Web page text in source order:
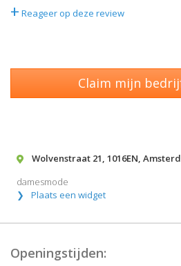
+ Reageer op deze review
Claim mijn
Wolvenstraat 21, 1016EN,
damesmode
Plaats een widget
Openingstijden: